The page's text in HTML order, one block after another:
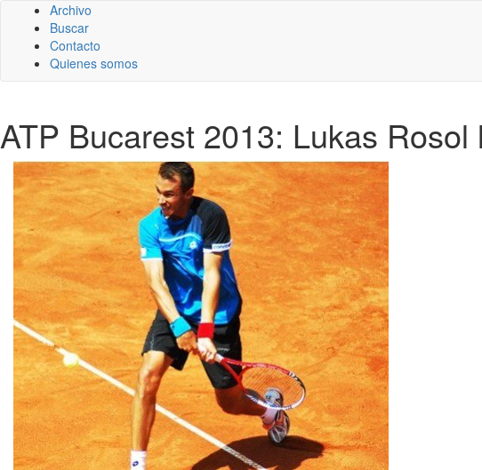
Archivo
Buscar
Contacto
Quienes somos
ATP Bucarest 2013: Lukas